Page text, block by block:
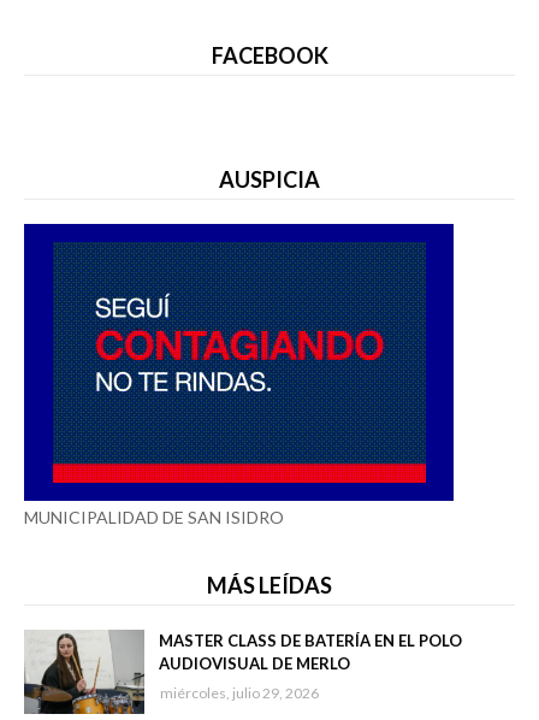
FACEBOOK
AUSPICIA
MUNICIPALIDAD DE SAN ISIDRO
MÁS LEÍDAS
MASTER CLASS DE BATERÍA EN EL POLO
AUDIOVISUAL DE MERLO
miércoles, julio 29, 2026